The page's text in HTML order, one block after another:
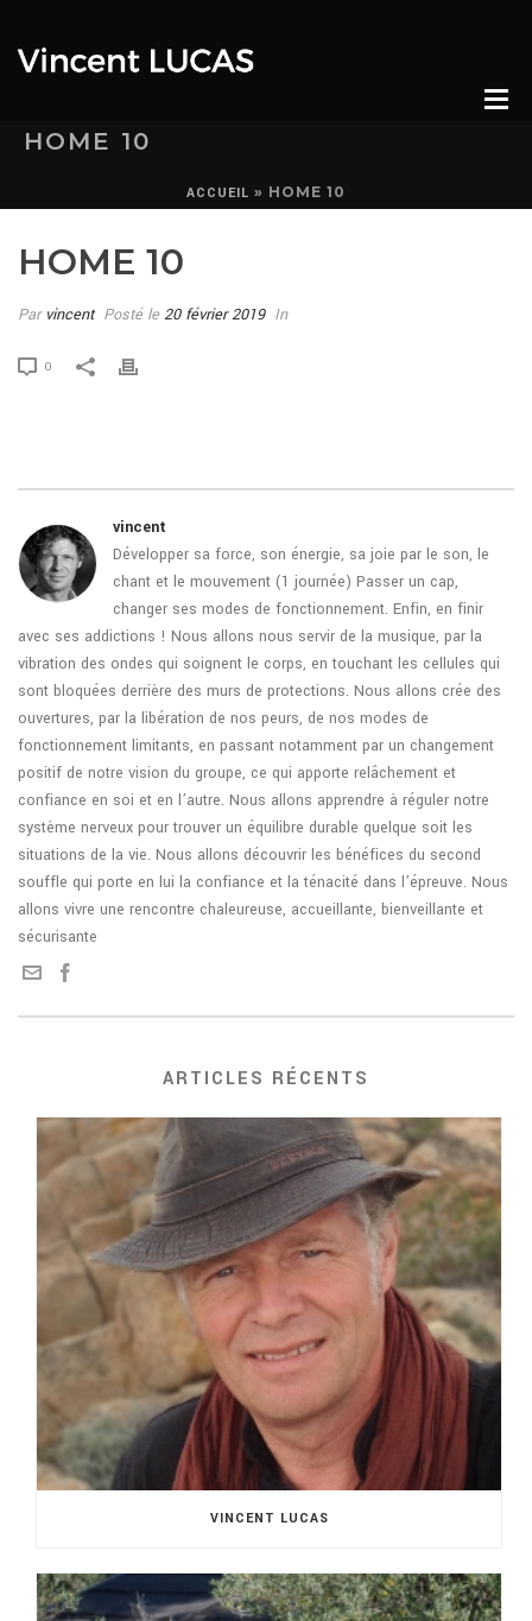
HOME 10
ACCUEIL » HOME 10
HOME 10
Par vincent Posté le 20 février 2019 In
0
vincent
Développer sa force, son énergie, sa joie par le son, le
chant et le mouvement (1 journée) Passer un cap,
changer ses modes de fonctionnement. Enfin, en finir
avec ses addictions ! Nous allons nous servir de la musique, par la
vibration des ondes qui soignent le corps, en touchant les cellules qui
sont bloquées derrière des murs de protections. Nous allons crée des
ouvertures, par la libération de nos peurs, de nos modes de
fonctionnement limitants, en passant notamment par un changement
positif de notre vision du groupe, ce qui apporte relâchement et
confiance en soi et en l’autre. Nous allons apprendre à réguler notre
système nerveux pour trouver un équilibre durable quelque soit les
situations de la vie. Nous allons découvrir les bénéfices du second
souffle qui porte en lui la confiance et la ténacité dans l’épreuve. Nous
allons vivre une rencontre chaleureuse, accueillante, bienveillante et
sécurisante
ARTICLES RÉCENTS
VINCENT LUCAS